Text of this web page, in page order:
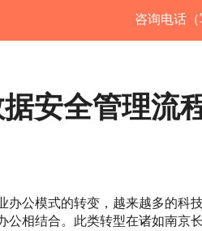
咨询电话
安全管理流
办公模式的转变，越来越多的科
公相结合。此类转型在诸如南京